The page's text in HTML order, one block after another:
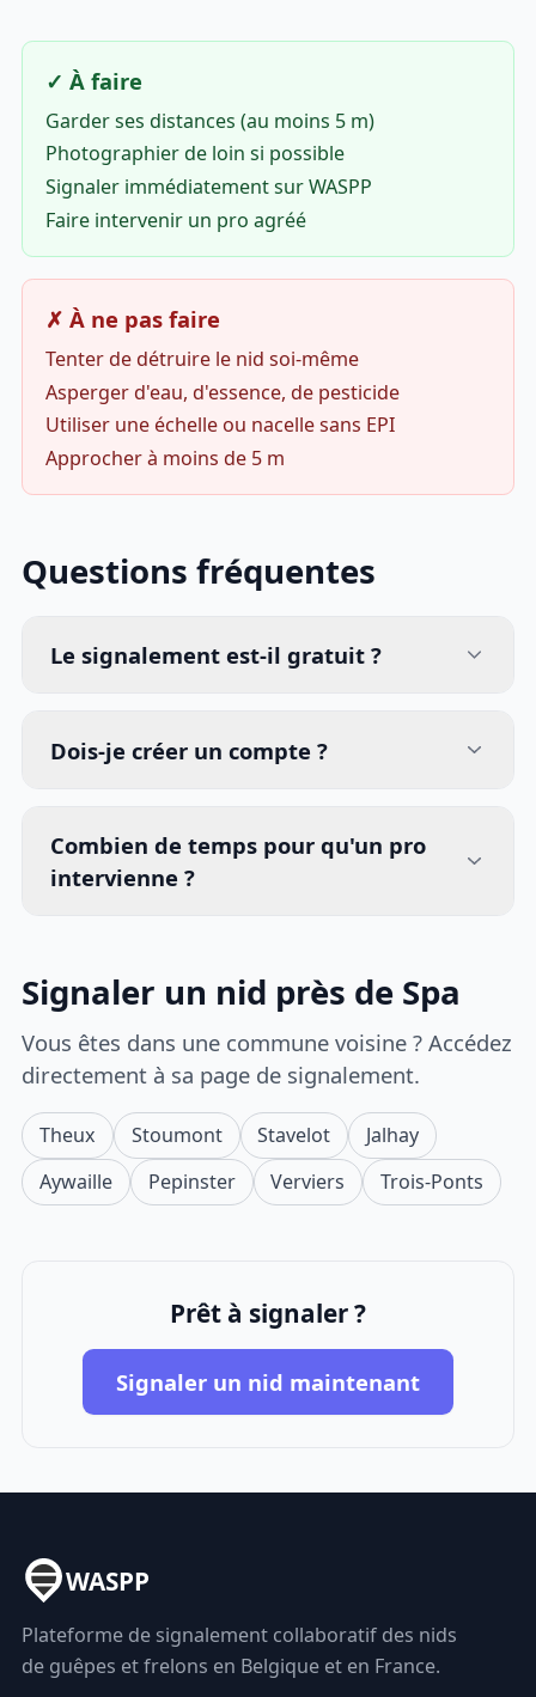
✓ À faire
Garder ses distances (au moins 5 m)
Photographier de loin si possible
Signaler immédiatement sur WASPP
Faire intervenir un pro agréé
✗ À ne pas faire
Tenter de détruire le nid soi-même
Asperger d'eau, d'essence, de pesticide
Utiliser une échelle ou nacelle sans EPI
Approcher à moins de 5 m
Questions fréquentes
Le signalement est-il gratuit ?
Dois-je créer un compte ?
Combien de temps pour qu'un pro
intervienne ?
Signaler un nid près de Spa
Vous êtes dans une commune voisine ? Accédez
directement à sa page de signalement.
Theux Stoumont Stavelot
Jalhay
Aywaille
Pepinster Verviers Trois-Ponts
Prêt à signaler ?
Signaler un nid maintenant
WASPP
Plateforme de signalement collaboratif des nids
de guêpes et frelons en Belgique et en France.